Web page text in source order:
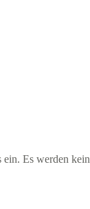
Es werden